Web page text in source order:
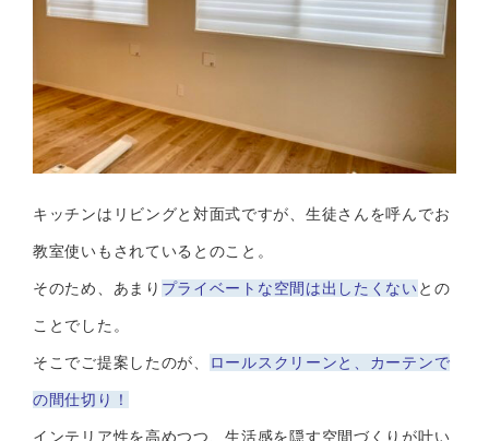
キッチンはリビングと対面式ですが、生徒さんを呼んでお
教室使いもされているとのこと。
そのため、あまり プライベートな空間は出したくないとの
ことでした。
そこでご提案したのが、 ロールスクリーンと、カーテンで
の間仕切り！
インテリア性を高めつつ、生活感を隠す空間づくりが叶い